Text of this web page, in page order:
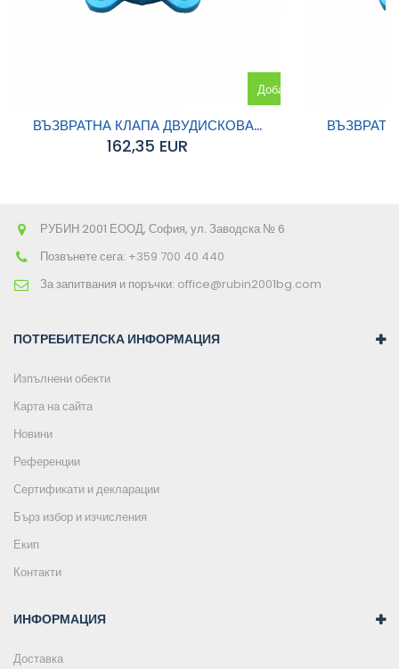
Добавяне
ВЪЗВРАТНА КЛАПА ДВУДИСКОВА...
162,35 EUR
РУБИН 2001 ЕООД, София, ул. Заводска № 6
Позвънете сега: +359 700 40 440
За запитвания и поръчки: office@rubin2001bg.com
ПОТРЕБИТЕЛСКА ИНФОРМАЦИЯ
Изпълнени обекти
Карта на сайта
Новини
Референции
Сертификати и декларации
Бърз избор и изчисления
Екип
Контакти
ИНФОРМАЦИЯ
Доставка